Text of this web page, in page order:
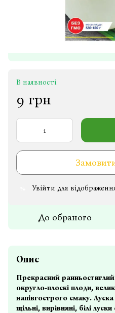
В наявності
9 грн
Увійти для
До обраного
Опис
Прекрасний
округло-плоскі плоди,
напівгострого смаку. Луска
щільні, вирівняні, білі